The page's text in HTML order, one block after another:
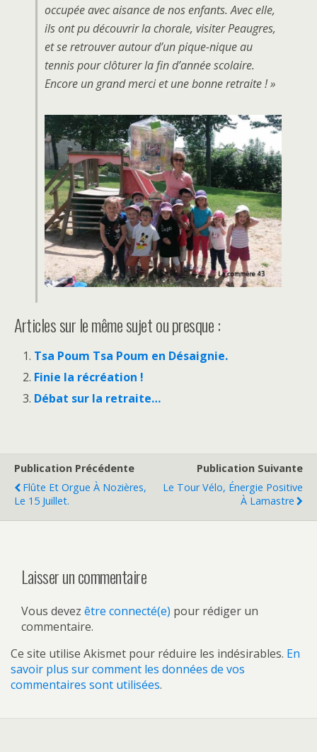
occupée avec aisance de nos enfants. Avec elle,
ils ont pu découvrir la chorale, visiter Peaugres,
et se retrouver autour d’un pique-nique au
tennis pour clôturer la fin d’année scolaire.
Encore un grand merci et une bonne retraite ! »
Articles sur le même sujet ou presque :
Tsa Poum Tsa Poum en Désaignie.
Finie la récréation !
Débat sur la retraite…
Publication Précédente
Flûte Et Orgue À Nozières,
Le 15 Juillet.
Publication Suivante
Le Tour Vélo, Énergie Positive
À Lamastre
Laisser un commentaire
Vous devez être connecté(e) pour rédiger un
commentaire.
Ce site utilise Akismet pour réduire les indésirables. En
savoir plus sur comment les données de vos
commentaires sont utilisées.